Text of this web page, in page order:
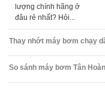
lượng chính hãng ở
đâu rẻ nhất? Hỏi...
Thay nhớt máy bơm chạy
So sánh máy bơm Tân